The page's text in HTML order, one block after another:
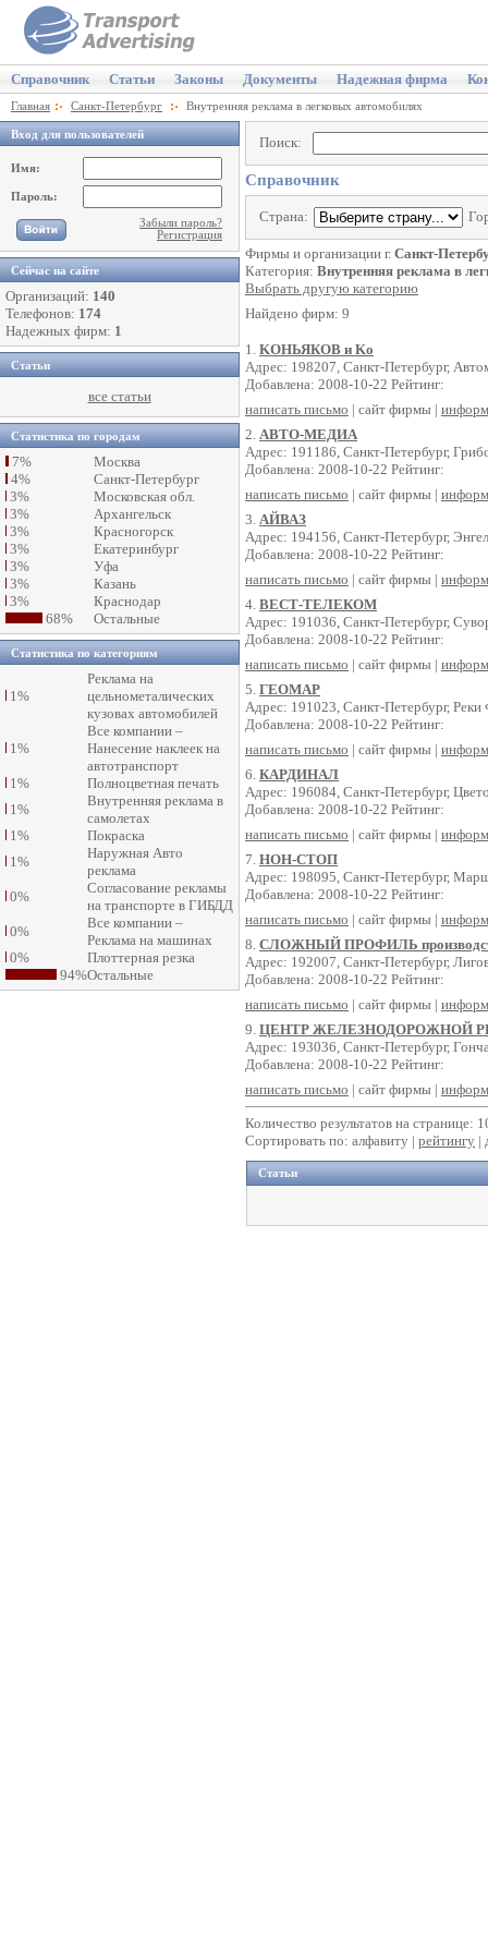
Справочник Статьи Законы Документы Надежная фирма
Главная Санкт-Петербург Внутренняя реклама в легковых автомобилях
Вход для пользователей
Имя:
Пароль:
Забыли пароль?
Регистрация
Сейчас на сайте
Организаций: 140
Телефонов: 174
Надежных фирм: 1
Статьи
все статьи
Статистика по городам
7%
Москва
4%
Санкт-Петербург
3%
Московская обл.
3%
Архангельск
3%
Красногорск
3%
Екатеринбург
3%
Уфа
3%
Казань
3%
Краснодар
68%
Остальные
Статистика по категориям
1%
Реклама на
цельнометалических
кузовах автомобилей
1%
Все компании –
Нанесение наклеек на
автотранспорт
1%
Полноцветная печать
1%
Внутренняя реклама в
самолетах
1%
Покраска
1%
Наружная Авто
реклама
0%
Согласование рекламы
на транспорте в ГИБДД
0%
Все компании –
Реклама на машинах
0%
Плоттерная резка
94%Остальные
Поиск:
Справочник
Страна:
Фирмы и организации г. Санкт-
Категория: Внутренняя реклама в
Выбрать другую категорию
Найдено фирм: 9
1. KОНЬЯКОВ и Kо
Адрес: 198207, Санкт-Петербург,
Добавлена: 2008-10-22 Рейтинг:
написать письмо | сайт фирмы |
2. АВТО-МЕДИА
Адрес: 191186, Санкт-Петербург,
Добавлена: 2008-10-22 Рейтинг:
написать письмо | сайт фирмы |
3. АЙВАЗ
Адрес: 194156, Санкт-Петербург,
Добавлена: 2008-10-22 Рейтинг:
написать письмо | сайт фирмы |
4. ВЕСТ-ТЕЛЕКОМ
Адрес: 191036, Санкт-Петербург,
Добавлена: 2008-10-22 Рейтинг:
написать письмо | сайт фирмы |
5. ГЕОМАР
Адрес: 191023, Санкт-Петербург,
Добавлена: 2008-10-22 Рейтинг:
написать письмо | сайт фирмы |
6. КАРДИНАЛ
Адрес: 196084, Санкт-Петербург,
Добавлена: 2008-10-22 Рейтинг:
написать письмо | сайт фирмы |
7. НОН-СТОП
Адрес: 198095, Санкт-Петербург,
Добавлена: 2008-10-22 Рейтинг:
написать письмо | сайт фирмы |
8. СЛОЖНЫЙ ПРОФИЛЬ
Адрес: 192007, Санкт-Петербург,
Добавлена: 2008-10-22 Рейтинг:
написать письмо | сайт фирмы |
9. ЦЕНТР ЖЕЛЕЗНОДОРОЖНОЙ
Адрес: 193036, Санкт-Петербург,
Добавлена: 2008-10-22 Рейтинг:
написать письмо | сайт фирмы |
Количество результатов на странице:
Сортировать по: алфавиту | рейтингу |
Статьи